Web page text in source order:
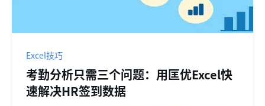
Excel技巧
考勤分析只需三个问题：用匡优Excel快
速解决HR签到数据